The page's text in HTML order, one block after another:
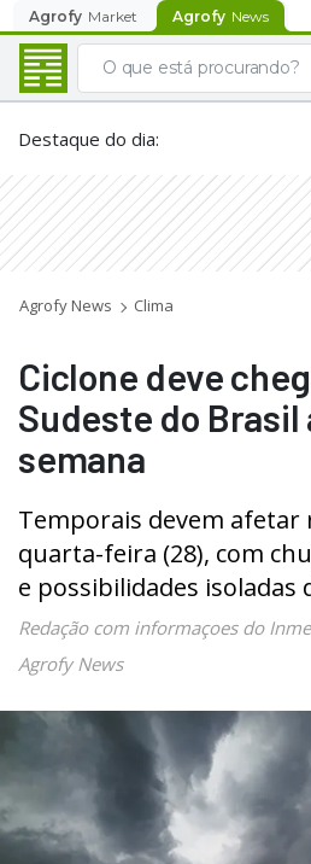
Agrofy Market Agrofy News
Destaque do dia:
Agrofy News Clima
Ciclone deve
Sudeste do Brasil
semana
Temporais devem afetar
quarta-feira (28), com
e possibilidades isoladas
Redação com informaçoes do
Agrofy News